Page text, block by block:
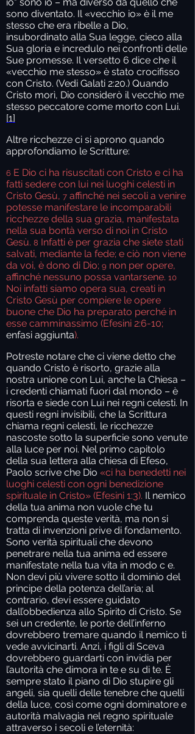
sono diventato. Il «vecchio io» è il me
stesso che era ribelle a Dio,
insubordinato alla Sua legge, cieco alla
Sua gloria e incredulo nei confronti delle
Sue promesse. Il versetto 6 dice che il
«vecchio me stesso» è stato crocifisso
con Cristo. (Vedi Galati 2:20.) Quando
Cristo morì, Dio considerò il vecchio me
stesso peccatore come morto con Lui.
[1]
Altre ricchezze ci si aprono quando
approfondiamo le Scritture:
6 E Dio ci ha risuscitati con Cristo e ci ha
fatti sedere con lui nei luoghi celesti in
Cristo Gesù, 7 affinché nei secoli a venire
potesse manifestare le incomparabili
ricchezze della sua grazia, manifestata
nella sua bontà verso di noi in Cristo
Gesù. 8 Infatti è per grazia che siete stati
salvati, mediante la fede; e ciò non viene
da voi, è dono di Dio; 9 non per opere,
affinché nessuno possa vantarsene. 10
Noi infatti siamo opera sua, creati in
Cristo Gesù per compiere le opere
buone che Dio ha preparato perché in
esse camminassimo (Efesini 2:6-10;
enfasi aggiunta).
Potreste notare che ci viene detto che
quando Cristo è risorto, grazie alla
nostra unione con Lui, anche la Chiesa –
i credenti chiamati fuori dal mondo – è
risorta e siede con Lui nei regni celesti. In
questi regni invisibili, che la Scrittura
chiama regni celesti, le ricchezze
nascoste sotto la superficie sono venute
alla luce per noi. Nel primo capitolo
della sua lettera alla chiesa di Efeso,
Paolo scrive che Dio «ci ha benedetti nei
luoghi celesti con ogni benedizione
spirituale in Cristo» (Efesini 1:3). Il nemico
della tua anima non vuole che tu
comprenda queste verità, ma non si
tratta di invenzioni prive di fondamento.
Sono verità spirituali che devono
penetrare nella tua anima ed essere
manifestate nella tua vita in modo c e.
Non devi più vivere sotto il dominio del
principe della potenza dell’aria; al
contrario, devi essere guidato
dall’obbedienza allo Spirito di Cristo. Se
sei un credente, le porte dell’inferno
dovrebbero tremare quando il nemico ti
vede avvicinarti. Anzi, i figli di Sceva
dovrebbero guardarti con invidia per
l’autorità che dimora in te e su di te. È
sempre stato il piano di Dio stupire gli
angeli, sia quelli delle tenebre che quelli
della luce, così come ogni dominatore e
autorità malvagia nel regno spirituale
attraverso i secoli e l’eternità: